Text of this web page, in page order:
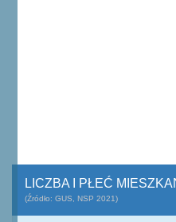
LICZBA I PŁEĆ
(Źródło: GUS, NSP 2021)